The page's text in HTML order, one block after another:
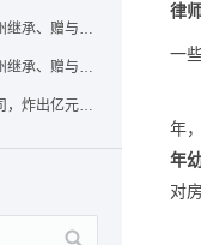
律
一
年
年
对
福州律师蔡思斌解答：变天了：福州继承、赠与房产转让要收20%个税？福州国税官方回复来了！
福州律师蔡思斌解答：变天了：福州继承、赠与房产转让要收20%个税？福州国税官方回答来了！
福州律师蔡思斌分享：一场离婚官司，炸出亿元“糊涂账”：本想分割家产，结果“自爆”了家底